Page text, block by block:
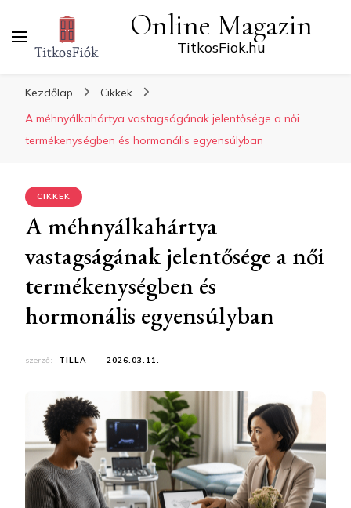
Online Magazin
TitkosFiok.hu
Kezdőlap
Cikkek
A méhnyálkahártya vastagságának jelentősége a női
termékenységben és hormonális egyensúlyban
CIKKEK
A méhnyálkahártya
vastagságának jelentősége a női
termékenységben és
hormonális egyensúlyban
szerző: TILLA 2026.03.11.